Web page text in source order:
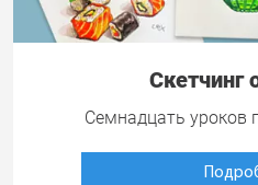
Скетчинг
Семнадцать уроков